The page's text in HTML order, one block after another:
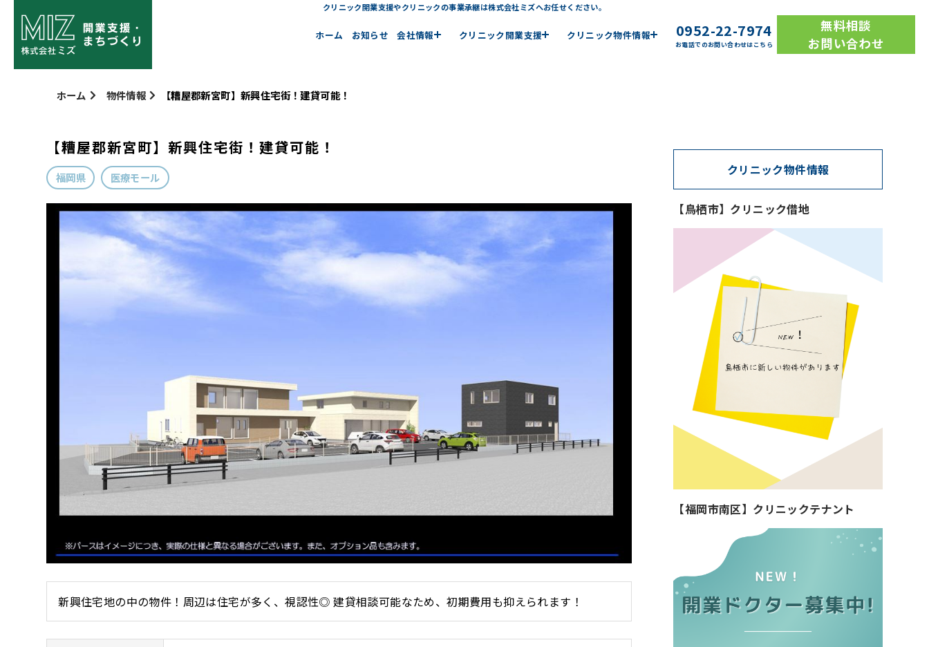
クリニック開業支援やクリニックの事業承継は株式会社ミズへお任せください。
ホーム お知らせ 会社情報 クリニック開業支援 クリニック物件情報 0952-22-7974
お電話でのお問い合わせはこちら
無料相談
お問い合わせ
ホーム 物件情報 【糟屋郡新宮町】新興住宅街！建貸可能！
【糟屋郡新宮町】新興住宅街！建貸可能！
福岡県 医療モール
新興住宅地の中の物件！周辺は住宅が多く、視認性◎ 建貸相談可能なため、初期費用も抑えられます！
クリニック物件情報
【鳥栖市】クリニック借地
【福岡市南区】クリニックテナント